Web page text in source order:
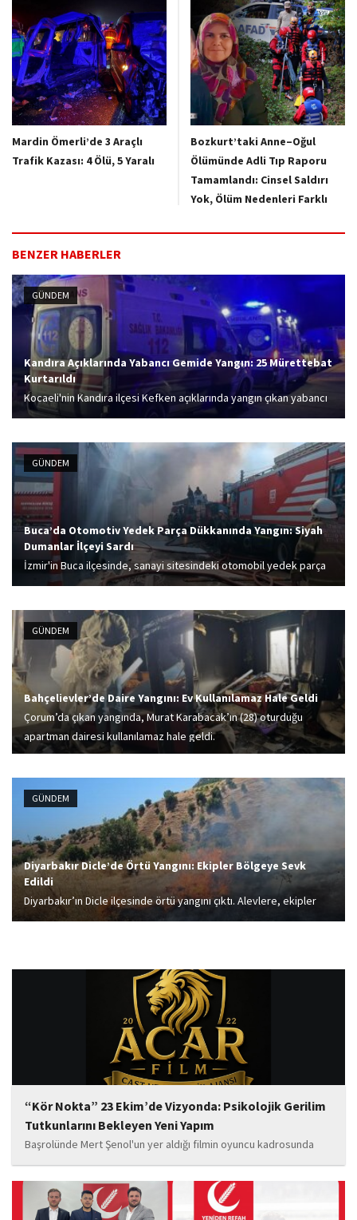
Mardin Ömerli’de 3 Araçlı
Trafik Kazası: 4 Ölü, 5 Yaralı
Bozkurt’taki Anne–Oğul
Ölümünde Adli Tıp Raporu
Tamamlandı: Cinsel Saldırı
Yok, Ölüm Nedenleri Farklı
BENZER HABERLER
GÜNDEM
Kandıra Açıklarında Yabancı Gemide Yangın: 25 Mürettebat
Kurtarıldı
Kocaeli'nin Kandıra ilçesi Kefken açıklarında yangın çıkan yabancı
menşeli gemideki 25 personeli karada karşılayan Vali İlhami
götürüleceklerini söyledi. Aktaş, gemideki yangının devam
ettiği...
GÜNDEM
Buca’da Otomotiv Yedek Parça Dükkanında Yangın: Siyah
Dumanlar İlçeyi Sardı
İzmir'in Buca ilçesinde, sanayi sitesindeki otomobil yedek parça
dükkanında yangın çıktı. İtfaiye ekiplerinin alevlere müdahalesi
GÜNDEM
Bahçelievler’de Daire Yangını: Ev Kullanılamaz Hale Geldi
Çorum’da çıkan yangında, Murat Karabacak’ın (28) oturduğu
apartman dairesi kullanılamaz hale geldi.
GÜNDEM
Diyarbakır Dicle’de Örtü Yangını: Ekipler Bölgeye Sevk
Edildi
Diyarbakır’ın Dicle ilçesinde örtü yangını çıktı. Alevlere, ekipler
müdahale ediyor.
“Kör Nokta” 23 Ekim’de Vizyonda: Psikolojik Gerilim
Tutkunlarını Bekleyen Yeni Yapım
Başrolünde Mert Şenol'un yer aldığı filmin oyuncu kadrosunda
Esma Kıyanç, Ayşe Aktaş, Berna Kıyanç, Gökay Alpaslan Şahin,
Sema Yaldıran, Sıla Altıntaş, İsmail Akkoç, Celal Acar ve çocuk
oyuncu Görkem Akyol...